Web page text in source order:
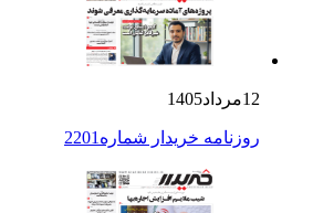
12مرداد1405
روزنامه خریدار شماره2201